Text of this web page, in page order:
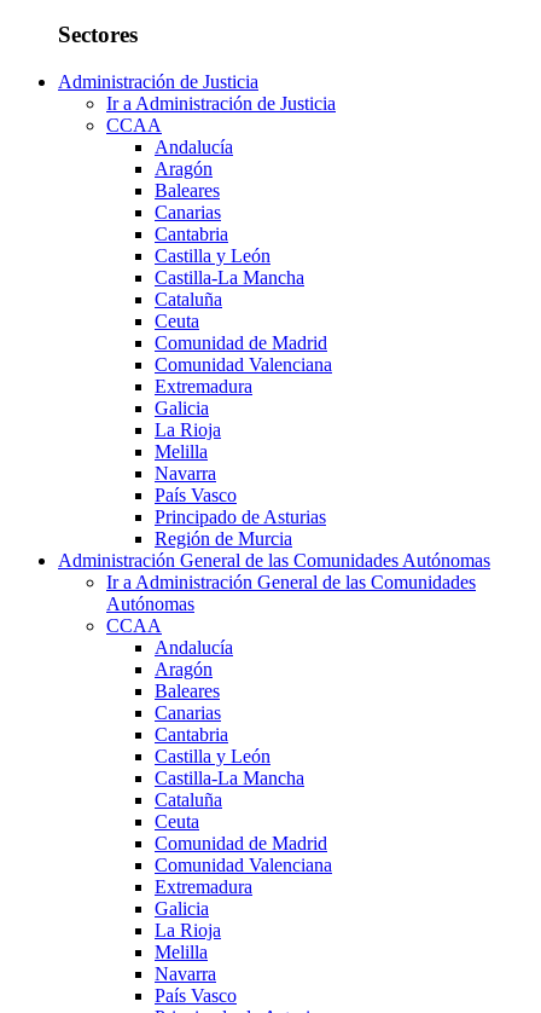
Sectores
Administración de Justicia
Ir a Administración de Justicia
CCAA
Andalucía
Aragón
Baleares
Canarias
Cantabria
Castilla y León
Castilla-La Mancha
Cataluña
Ceuta
Comunidad de Madrid
Comunidad Valenciana
Extremadura
Galicia
La Rioja
Melilla
Navarra
País Vasco
Principado de Asturias
Región de Murcia
Administración General de las Comunidades Autónomas
Ir a Administración General de las Comunidades
Autónomas
CCAA
Andalucía
Aragón
Baleares
Canarias
Cantabria
Castilla y León
Castilla-La Mancha
Cataluña
Ceuta
Comunidad de Madrid
Comunidad Valenciana
Extremadura
Galicia
La Rioja
Melilla
Navarra
País Vasco